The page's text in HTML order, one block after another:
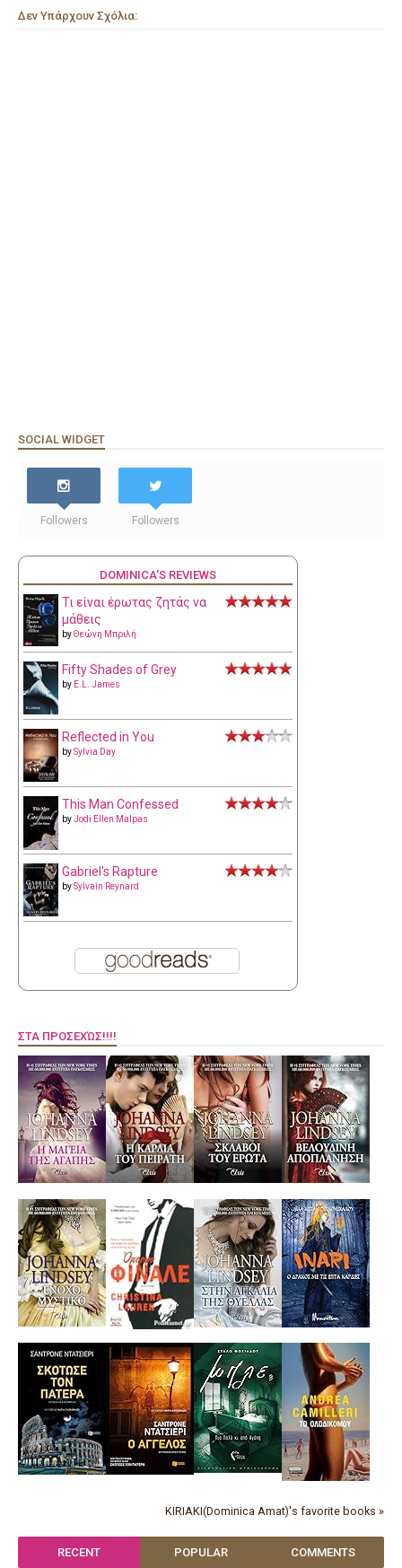
Δεν Υπάρχουν Σχόλια:
SOCIAL WIDGET
Followers Followers
DOMINICA'S REVIEWS
Τι είναι έρωτας ζητάς να
μάθεις
byΘεώνη Μπριλή
Fifty Shades of Grey
by E.L. James
Reflected in You
bySylvia Day
This Man Confessed
byJodi Ellen Malpas
Gabriel's Rapture
bySylvain Reynard
ΣΤΑ ΠΡΟΣΕΧΏΣ!!!!
KIRIAKI(Dominica Amat)'s favorite books »
RECENT POPULAR COMMENTS